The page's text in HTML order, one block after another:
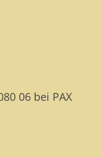
06 bei PAX